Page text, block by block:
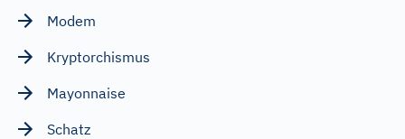
Modem
Kryptorchismus
Mayonnaise
Schatz